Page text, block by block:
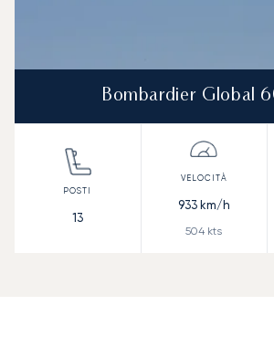
Bombardier Global
13
933km/h
504 kts